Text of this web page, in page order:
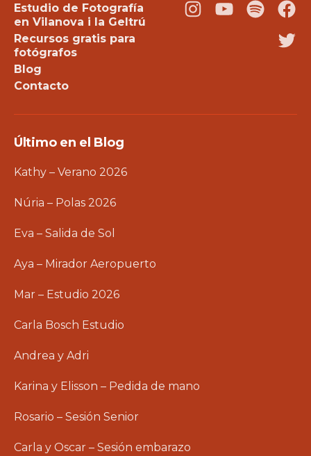
Estudio de Fotografía
en Vilanova i la Geltrú
Recursos gratis para
fotógrafos
Blog
Contacto
Instagram
YoutubePodcast
Último en el Blog
Kathy – Verano 2026
Núria – Polas 2026
Eva – Salida de Sol
Aya – Mirador Aeropuerto
Mar – Estudio 2026
Carla Bosch Estudio
Andrea y Adri
Karina y Elisson – Pedida de mano
Rosario – Sesión Senior
Carla y Oscar – Sesión embarazo